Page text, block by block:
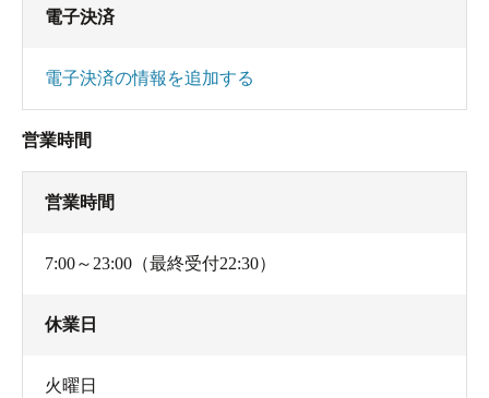
電子決済
電子決済の情報を追加する
営業時間
営業時間
7:00～23:00（最終受付22:30）
休業日
火曜日